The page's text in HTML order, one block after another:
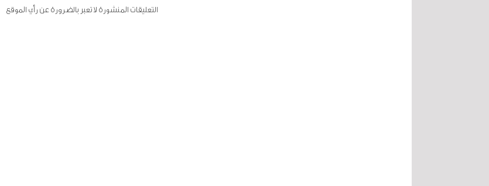
التعليقات المنشورة لا تعبر بالضرورة عن رأي الموقع